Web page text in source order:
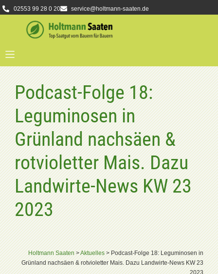
02553 99 28 0 20 service@holtmann-saaten.de
Podcast-Folge 18:
Leguminosen in
Grünland nachsäen &
rotvioletter Mais. Dazu
Landwirte-News KW 23
2023
Holtmann Saaten>Aktuelles>Podcast-Folge 18: Leguminosen in
Grünland nachsäen & rotvioletter Mais. Dazu Landwirte-News KW 23
2023